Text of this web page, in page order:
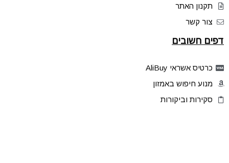
תקנון האתר
צור קשר
דפים חשובים
כרטיס אשראי AliBuy
מנוע חיפוש באמזון
סקירות וביקורות